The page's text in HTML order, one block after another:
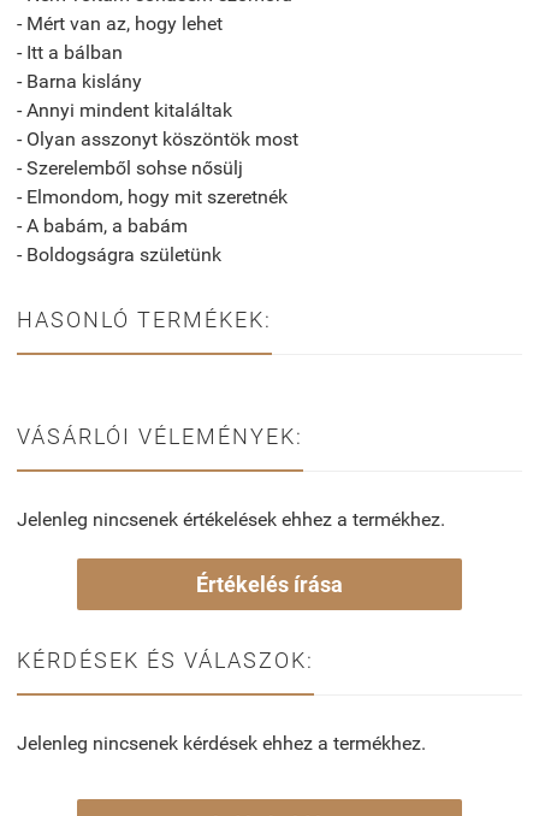
- Mért van az, hogy lehet
- Itt a bálban
- Barna kislány
- Annyi mindent kitaláltak
- Olyan asszonyt köszöntök most
- Szerelemből sohse nősülj
- Elmondom, hogy mit szeretnék
- A babám, a babám
- Boldogságra születünk
HASONLÓ TERMÉKEK:
VÁSÁRLÓI VÉLEMÉNYEK:
Jelenleg nincsenek értékelések ehhez a termékhez.
Értékelés írása
KÉRDÉSEK ÉS VÁLASZOK:
Jelenleg nincsenek kérdések ehhez a termékhez.